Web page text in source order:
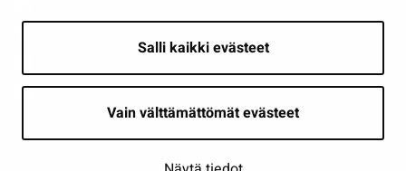
Salli kaikki evästeet
Vain välttämättömät evästeet